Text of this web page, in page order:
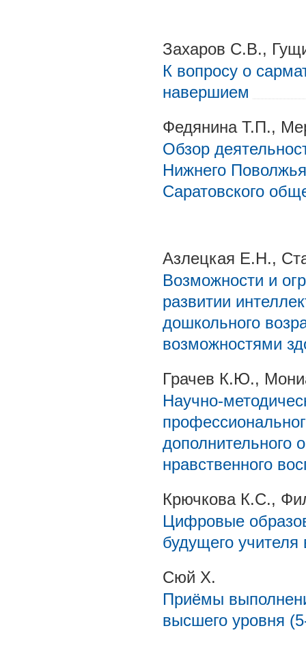
Захаров С.В.,
К вопросу о
навершием
Федянина Т.П.,
Обзор
Нижнего
Саратовского
Азлецкая Е.Н.,
Возможности и
развитии
дошкольного
возможностями
Грачев К.Ю.,
Научно-
дополнительного
нравственного
Крючкова К.С.,
Цифровые
будущего учителя
Сюй Х.
Приёмы
высшего уровня